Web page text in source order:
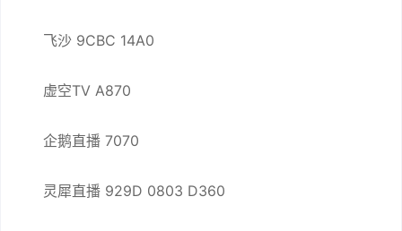
飞沙 9CBC 14A0
虚空TV A870
企鹅直播 7070
灵犀直播 929D 0803 D360